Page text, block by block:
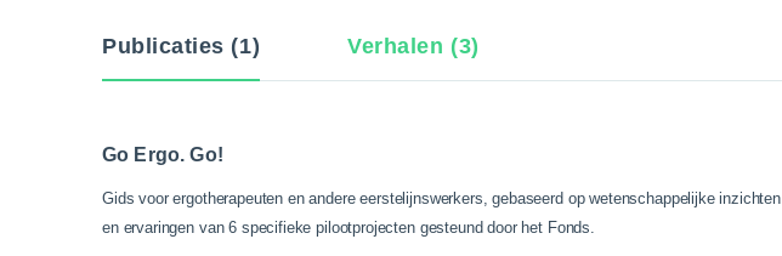
Publicaties (1) Verhalen (3)
Go Ergo. Go!
Gids voor ergotherapeuten en andere eerstelijnswerkers, gebaseerd op wetenschappelijke inzichten
en ervaringen van 6 specifieke pilootprojecten gesteund door het Fonds.